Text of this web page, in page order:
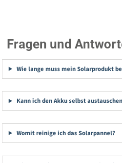
Fragen und
Wie lange muss mein Solarprodukt
Kann ich den Akku selbst
Womit reinige ich das Solarpannel?